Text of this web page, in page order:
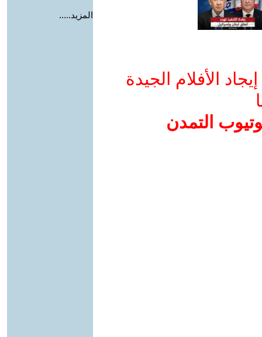
الأفلام الجيدة
التمدن
المزيد.....